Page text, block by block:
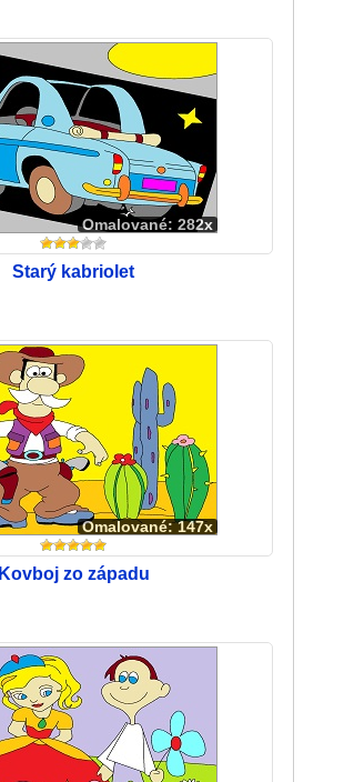
Omalované: 282x
Starý kabriolet
Omalované: 147x
Kovboj zo západu